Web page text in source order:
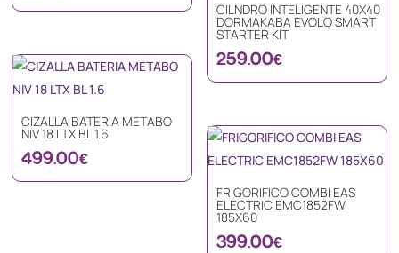
CILNDRO INTELIGENTE 40X40
DORMAKABA EVOLO SMART
STARTER KIT
259.00€
CIZALLA BATERIA METABO
NIV 18 LTX BL 1.6
499.00€
FRIGORIFICO COMBI EAS
ELECTRIC EMC1852FW
185X60
399.00€